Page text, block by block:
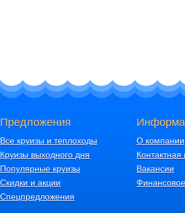
Предложения
Все круизы и теплоходы
Круизы выходного дня
Популярные круизы
Скидки и акции
Спецпредложения
О компании
Вакансии